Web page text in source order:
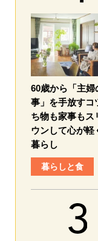
60歳から「主婦
事」を手放すコ
ち物も家事もス
ウンして心が軽
暮らし
暮らしと食